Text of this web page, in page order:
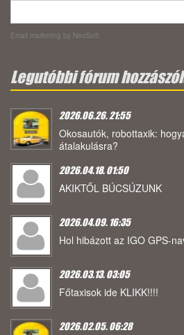
Email marketing by NeoSoft
Legutóbbi fórum
2026.06.26. 21:55
Okosautók, robottaxik:
átalakulásra?
2026.04.18. 01:50
AKIKTŐL BÚCSÚZUNK
2026.04.09. 16:35
Hol hibázott az IGO GPS-
2026.03.13. 03:05
Főtaxisok ide KLIKK!!!!
2026.02.05. 06:28